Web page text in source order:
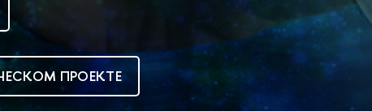
ПРОЕКТЕ